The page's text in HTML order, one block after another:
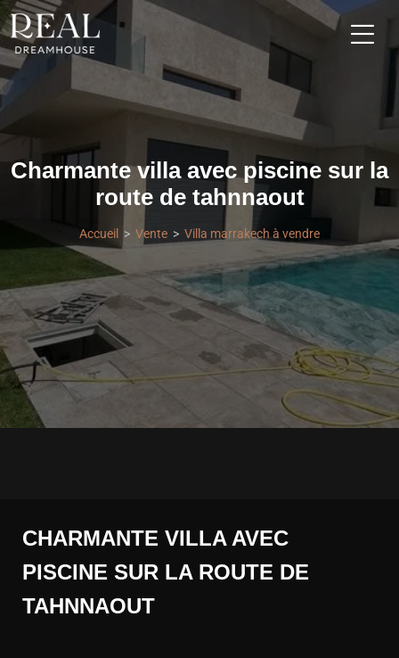
Charmante villa avec piscine sur la
route de tahnnaout
Accueil Vente Villa marrakech à vendre
CHARMANTE VILLA AVEC
PISCINE SUR LA ROUTE DE
TAHNNAOUT